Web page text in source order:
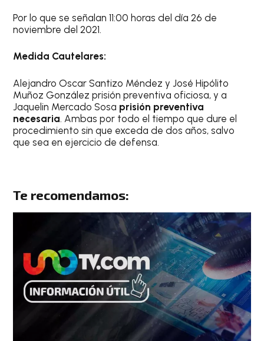
Por lo que se señalan 11:00 horas del día 26 de
noviembre del 2021.
Medida Cautelares:
Alejandro Oscar Santizo Méndez y José Hipólito
Muñoz González prisión preventiva oficiosa, y a
Jaquelin Mercado Sosa prisión preventiva
necesaria. Ambas por todo el tiempo que dure el
procedimiento sin que exceda de dos años, salvo
que sea en ejercicio de defensa.
Te recomendamos: